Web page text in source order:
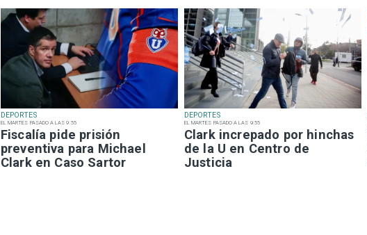
DEPORTES
EL MARTES PASADO A LAS 9:55
Fiscalía pide prisión
preventiva para Michael
Clark en Caso Sartor
DEPORTES
EL MARTES PASADO A LAS 9:55
Clark increpado por hinchas
de la U en Centro de
Justicia